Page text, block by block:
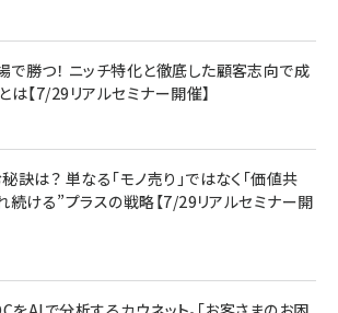
勝つ！ ニッチ特化と徹底した顧客志向で成
【7/29リアルセミナー開催】
訣は？ 単なる「モノ売り」ではなく「価値共
続ける”プラスの戦略【7/29リアルセミナー開